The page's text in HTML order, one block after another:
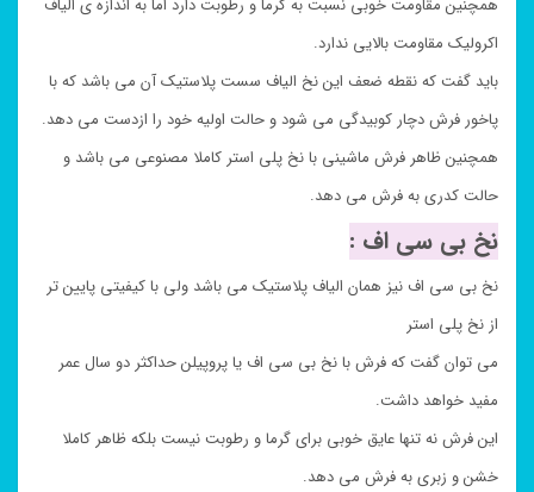
همچنین مقاومت خوبی نسبت به گرما و رطوبت دارد اما به اندازه ی الیاف
اکرولیک مقاومت بالایی ندارد.
باید گفت که نقطه ضعف این نخ الیاف سست پلاستیک آن می باشد که با
پاخور فرش دچار کوبیدگی می شود و حالت اولیه خود را ازدست می دهد.
همچنین ظاهر فرش ماشینی با نخ پلی استر کاملا مصنوعی می باشد و
حالت کدری به فرش می دهد.
نخ بی سی اف :
نخ بی سی اف نیز همان الیاف پلاستیک می باشد ولی با کیفیتی پایین تر
از نخ پلی استر
می توان گفت که فرش با نخ بی سی اف یا پروپیلن حداکثر دو سال عمر
مفید خواهد داشت.
این فرش نه تنها عایق خوبی برای گرما و رطوبت نیست بلکه ظاهر کاملا
خشن و زبری به فرش می دهد.